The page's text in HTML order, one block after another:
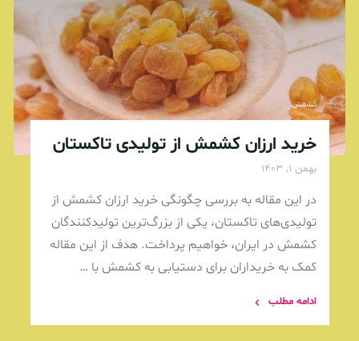
کشمش
خرید ارزان کشمش از تولیدی تاکستان
بهمن 1, 1403
در این مقاله به بررسی چگونگی خرید ارزان کشمش از
تولیدی‌های تاکستان، یکی از بزرگ‌ترین تولیدکنندگان
کشمش در ایران، خواهیم پرداخت. هدف از این مقاله
کمک به خریداران برای دستیابی به کشمش با …
ادامه مطلب